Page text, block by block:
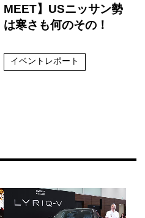
MEET】USニッサン勢
は寒さも何のその！
イベントレポート